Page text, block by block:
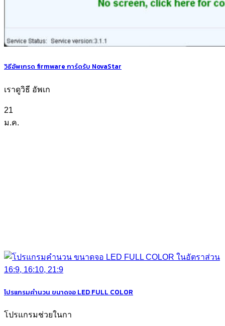
วิธีอัพเกรด firmware การ์ดรับ NovaStar
เราดูวิธี อัพเก
21
ม.ค.
โปรแกรมคำนวน ขนาดจอ LED FULL COLOR
โปรแกรมช่วยในกา